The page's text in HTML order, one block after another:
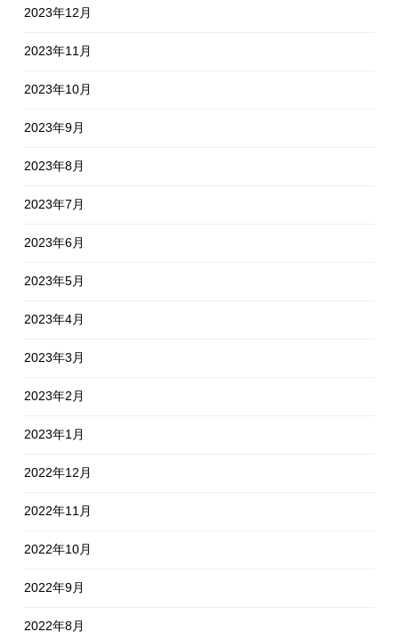
2023年12月
2023年11月
2023年10月
2023年9月
2023年8月
2023年7月
2023年6月
2023年5月
2023年4月
2023年3月
2023年2月
2023年1月
2022年12月
2022年11月
2022年10月
2022年9月
2022年8月